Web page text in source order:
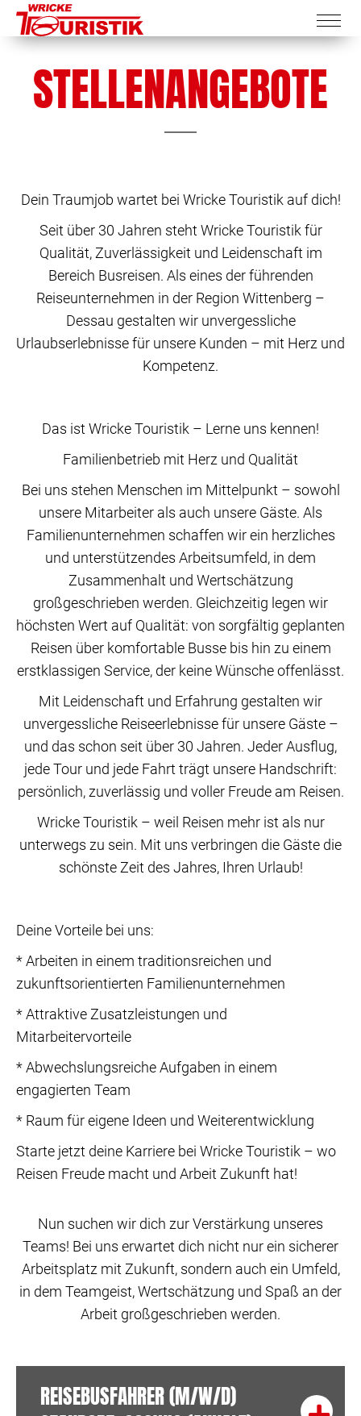
STELLENANGEBOTE
Dein Traumjob wartet bei Wricke Touristik auf dich!
Seit über 30 Jahren steht Wricke Touristik für
Qualität, Zuverlässigkeit und Leidenschaft im
Bereich Busreisen. Als eines der führenden
Reiseunternehmen in der Region Wittenberg –
Dessau gestalten wir unvergessliche
Urlaubserlebnisse für unsere Kunden – mit Herz und
Kompetenz.
Das ist Wricke Touristik – Lerne uns kennen!
Familienbetrieb mit Herz und Qualität
Bei uns stehen Menschen im Mittelpunkt – sowohl
unsere Mitarbeiter als auch unsere Gäste. Als
Familienunternehmen schaffen wir ein herzliches
und unterstützendes Arbeitsumfeld, in dem
Zusammenhalt und Wertschätzung
großgeschrieben werden. Gleichzeitig legen wir
höchsten Wert auf Qualität: von sorgfältig geplanten
Reisen über komfortable Busse bis hin zu einem
erstklassigen Service, der keine Wünsche offenlässt.
Mit Leidenschaft und Erfahrung gestalten wir
unvergessliche Reiseerlebnisse für unsere Gäste –
und das schon seit über 30 Jahren. Jeder Ausflug,
jede Tour und jede Fahrt trägt unsere Handschrift:
persönlich, zuverlässig und voller Freude am Reisen.
Wricke Touristik – weil Reisen mehr ist als nur
unterwegs zu sein. Mit uns verbringen die Gäste die
schönste Zeit des Jahres, Ihren Urlaub!
Deine Vorteile bei uns:
* Arbeiten in einem traditionsreichen und
zukunftsorientierten Familienunternehmen
* Attraktive Zusatzleistungen und
Mitarbeitervorteile
* Abwechslungsreiche Aufgaben in einem
engagierten Team
* Raum für eigene Ideen und Weiterentwicklung
Starte jetzt deine Karriere bei Wricke Touristik – wo
Reisen Freude macht und Arbeit Zukunft hat!
Nun suchen wir dich zur Verstärkung unseres
Teams! Bei uns erwartet dich nicht nur ein sicherer
Arbeitsplatz mit Zukunft, sondern auch ein Umfeld,
in dem Teamgeist, Wertschätzung und Spaß an der
Arbeit großgeschrieben werden.
REISEBUSFAHRER (M/W/D)